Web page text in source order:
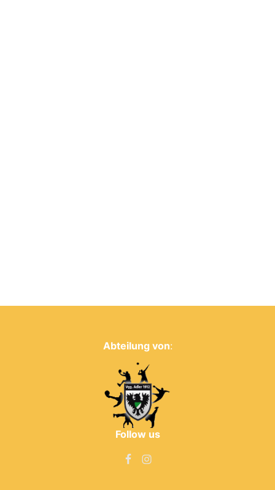
Abteilung von:
Follow us